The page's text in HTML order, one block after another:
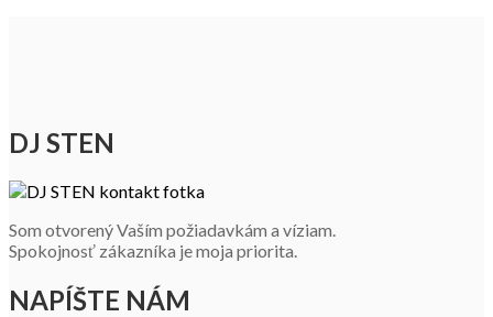
DJ STEN
Som otvorený Vaším požiadavkám a víziam.
Spokojnosť zákazníka je moja priorita.
NAPÍŠTE NÁM